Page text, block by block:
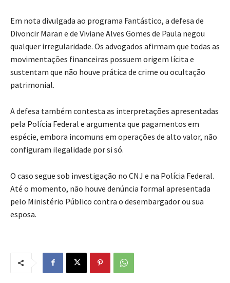
Em nota divulgada ao programa Fantástico, a defesa de
Divoncir Maran e de Viviane Alves Gomes de Paula negou
qualquer irregularidade. Os advogados afirmam que todas as
movimentações financeiras possuem origem lícita e
sustentam que não houve prática de crime ou ocultação
patrimonial.
A defesa também contesta as interpretações apresentadas
pela Polícia Federal e argumenta que pagamentos em
espécie, embora incomuns em operações de alto valor, não
configuram ilegalidade por si só.
O caso segue sob investigação no CNJ e na Polícia Federal.
Até o momento, não houve denúncia formal apresentada
pelo Ministério Público contra o desembargador ou sua
esposa.